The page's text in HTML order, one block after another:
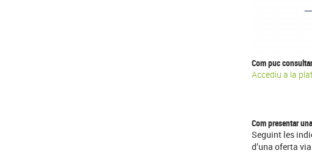
Com puc
Accediu a la
Com presentar
Seguint les
d’una oferta